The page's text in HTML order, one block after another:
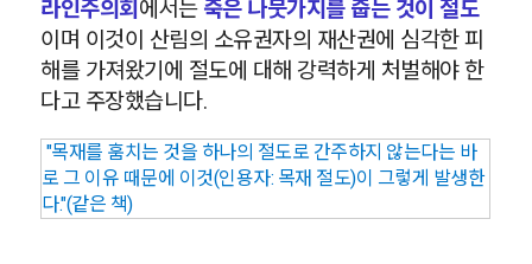
라인주의회 에서는 죽은 나뭇가지를 줍는 것이 절도
이며 이것이 산림의 소유권자의 재산권에 심각한 피
해를 가져왔기에 절도에 대해 강력하게 처벌해야 한
다고 주장했습니다.
"목재를 훔치는 것을 하나의 절도로 간주하지 않는다는 바
로 그 이유 때문에 이것(인용자: 목재 절도)이 그렇게 발생한
다."(같은 책)